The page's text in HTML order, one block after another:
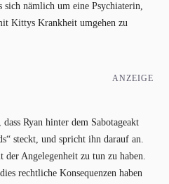
sich nämlich um eine Psychiaterin,
Kittys Krankheit umgehen zu
ANZEIGE
Ryan hinter dem Sabotageakt
steckt, und spricht ihn darauf an.
der Angelegenheit zu tun zu haben.
rechtliche Konsequenzen haben